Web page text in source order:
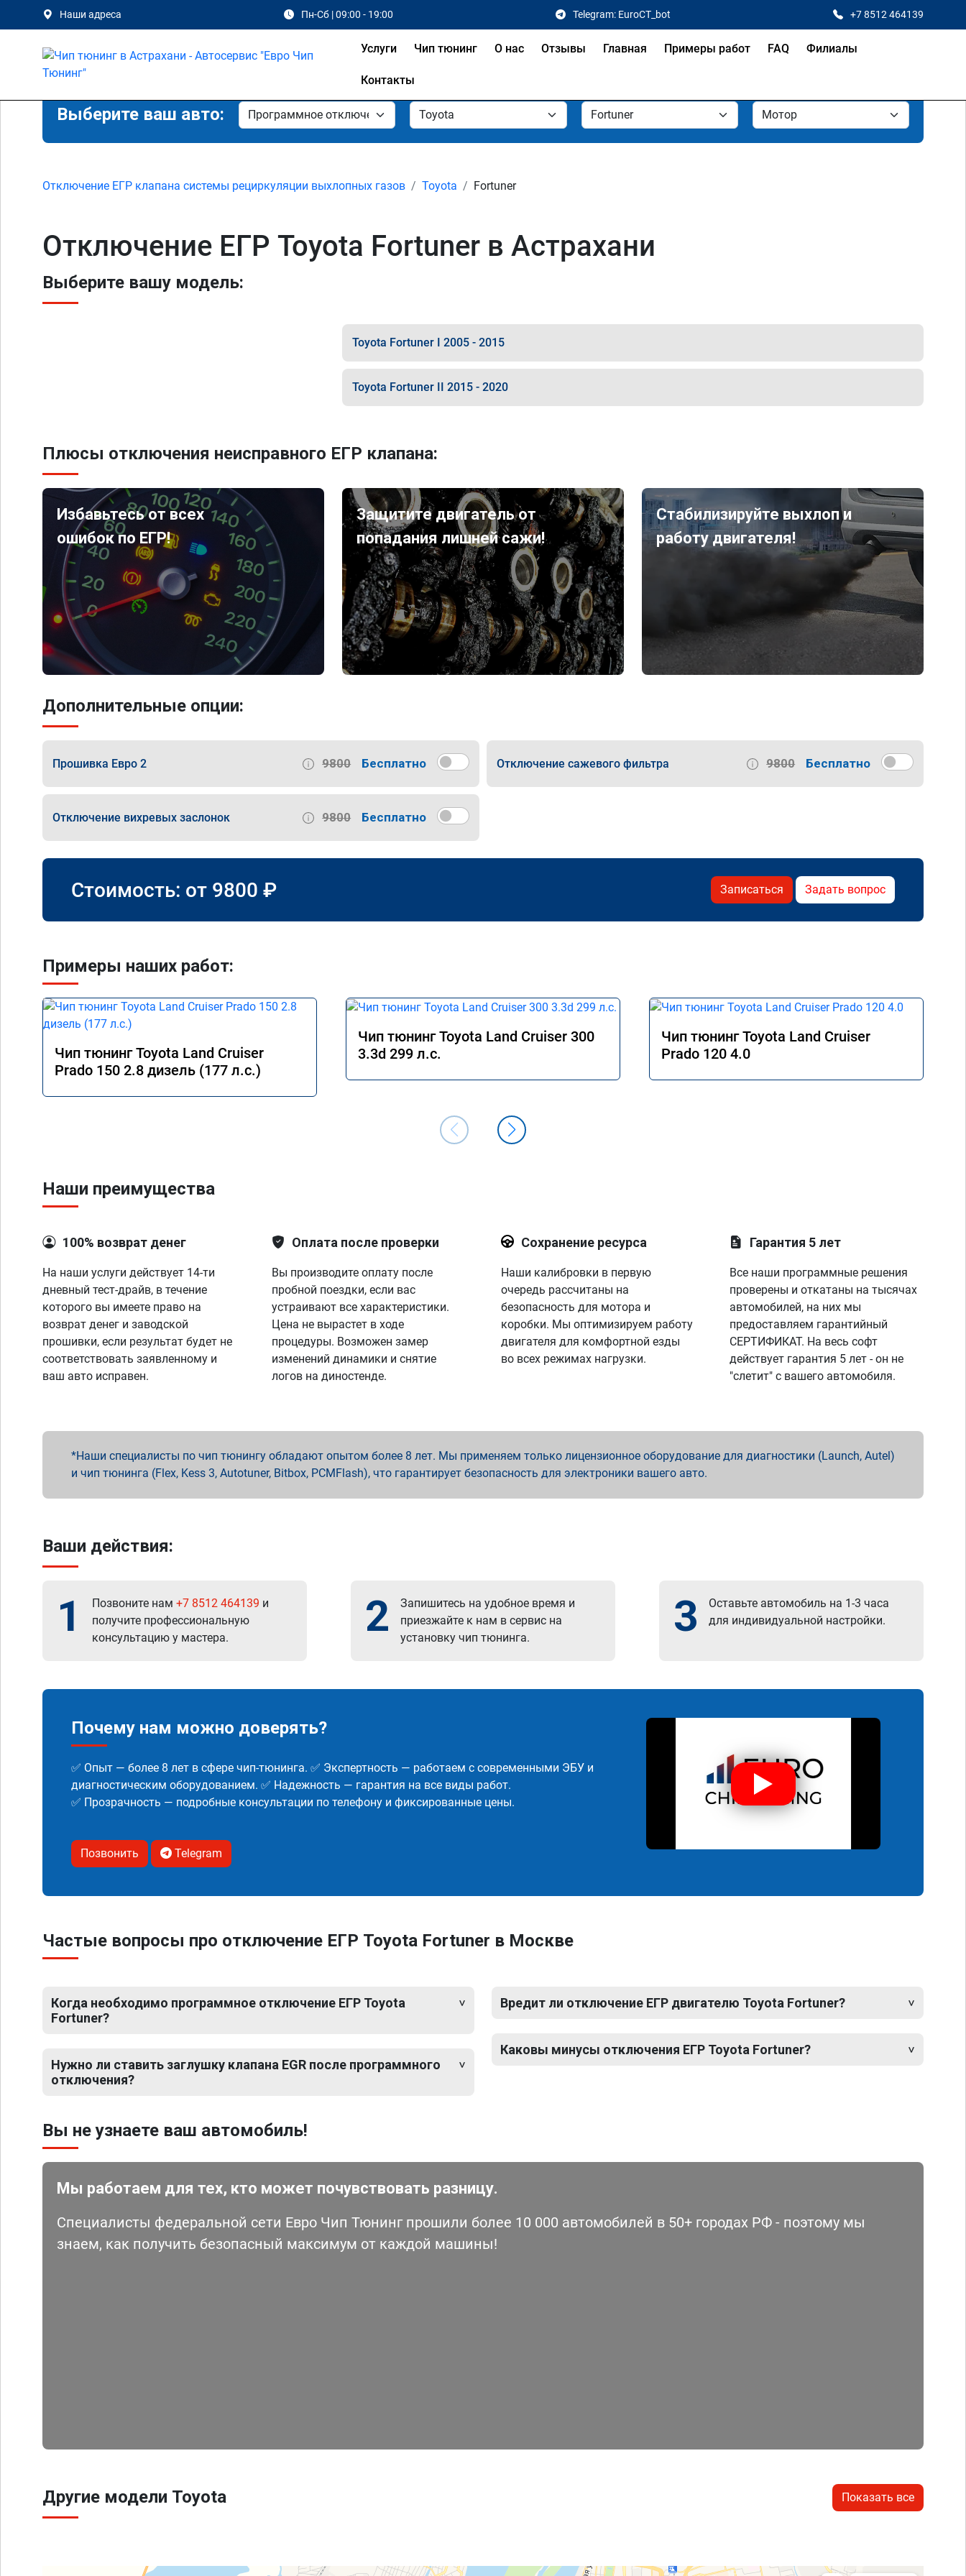
Наши адреса Пн-Сб | 09:00 - 19:00 Telegram: EuroCT_bot +7 8512 464139
Услуги Чип тюнинг О нас Отзывы Главная Примеры работ FAQ Филиалы
Контакты
Выберите ваш авто:
Отключение ЕГР клапана системы рециркуляции выхлопных газов Toyota Fortuner
Отключение ЕГР Toyota Fortuner в Астрахани
Выберите вашу модель:
Toyota Fortuner I 2005 - 2015
Toyota Fortuner II 2015 - 2020
Плюсы отключения неисправного ЕГР клапана:
Избавьтесь от всех
ошибок по ЕГР!
Защитите двигатель от
попадания лишней сажи!
Стабилизируйте выхлоп и
работу двигателя!
Дополнительные опции:
Прошивка Евро 2 9800 Бесплатно Отключение сажевого фильтра 9800 Бесплатно
Отключение вихревых заслонок 9800 Бесплатно
Стоимость: от 9800 ₽ Записаться Задать вопрос
Примеры наших работ:
Чип тюнинг Toyota Land Cruiser
Prado 150 2.8 дизель (177 л.с.)
Чип тюнинг Toyota Land Cruiser 300
3.3d 299 л.с.
Чип тюнинг Toyota Land Cruiser
Prado 120 4.0
Наши преимущества
100% возврат денег
На наши услуги действует 14-ти
дневный тест-драйв, в течение
которого вы имеете право на
возврат денег и заводской
прошивки, если результат будет не
соответствовать заявленному и
ваш авто исправен.
Оплата после проверки
Вы производите оплату после
пробной поездки, если вас
устраивают все характеристики.
Цена не вырастет в ходе
процедуры. Возможен замер
изменений динамики и снятие
логов на диностенде.
Сохранение ресурса
Наши калибровки в первую
очередь рассчитаны на
безопасность для мотора и
коробки. Мы оптимизируем работу
двигателя для комфортной езды
во всех режимах нагрузки.
Гарантия 5 лет
Все наши программные решения
проверены и откатаны на тысячах
автомобилей, на них мы
предоставляем гарантийный
СЕРТИФИКАТ. На весь софт
действует гарантия 5 лет - он не
"слетит" с вашего автомобиля.
Наши специалисты по чип тюнингу обладают опытом более 8 лет. Мы применяем только лицензионное оборудование для диагностики (Launch, Autel)
и чип тюнинга (Flex, Kess 3, Autotuner, Bitbox, PCMFlash), что гарантирует безопасность для электроники вашего авто.
Ваши действия:
1 Позвоните нам +7 8512 464139 и
получите профессиональную
консультацию у мастера.
2
Запишитесь на удобное время и
приезжайте к нам в сервис на
установку чип тюнинга.
3
Оставьте автомобиль на 1-3 часа
для индивидуальной настройки.
Почему нам можно доверять?
✅ Опыт — более 8 лет в сфере чип-тюнинга. ✅ Экспертность — работаем с современными ЭБУ и
диагностическим оборудованием. ✅ Надежность — гарантия на все виды работ.
✅ Прозрачность — подробные консультации по телефону и фиксированные цены.
Позвонить Telegram
Частые вопросы про отключение ЕГР Toyota Fortuner в Москве
Когда необходимо программное отключение ЕГР Toyota
Fortuner?
Нужно ли ставить заглушку клапана EGR после программного
отключения?
Вредит ли отключение ЕГР двигателю Toyota Fortuner?
Каковы минусы отключения ЕГР Toyota Fortuner?
Вы не узнаете ваш автомобиль!
Мы работаем для тех, кто может почувствовать разницу.
Специалисты федеральной сети Евро Чип Тюнинг прошили более 10 000 автомобилей в 50+ городах РФ - поэтому мы
знаем, как получить безопасный максимум от каждой машины!
Другие модели Toyota Показать все